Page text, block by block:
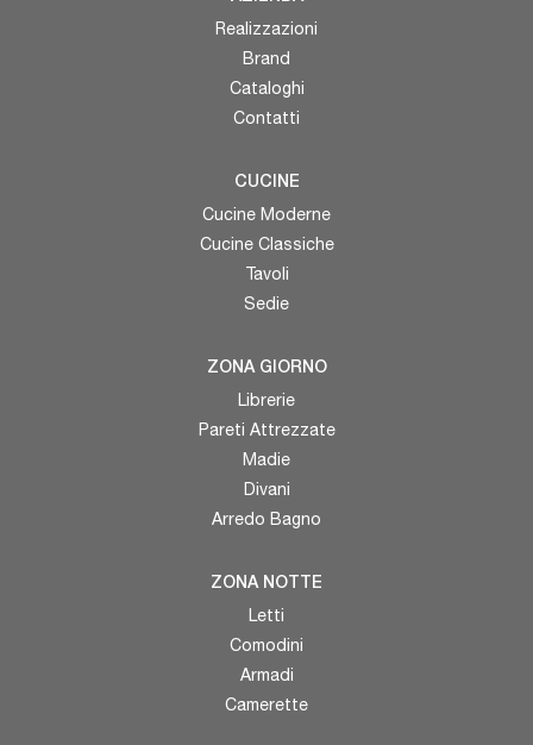
Realizzazioni
Brand
Cataloghi
Contatti
CUCINE
Cucine Moderne
Cucine Classiche
Tavoli
Sedie
ZONA GIORNO
Librerie
Pareti Attrezzate
Madie
Divani
Arredo Bagno
ZONA NOTTE
Letti
Comodini
Armadi
Camerette